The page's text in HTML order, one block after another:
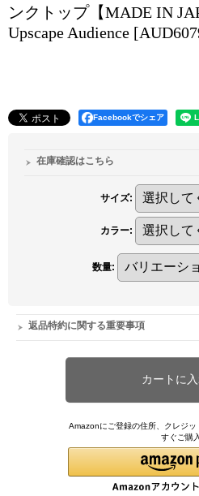
ンクトップ【MADE IN
Upscape Audience
Facebookでシェア
在庫確認はこちら
サイズ:
カラー:
数量:
返品特約に関する重要事項
Amazonにご登録の住所、クレジ
すぐご購入